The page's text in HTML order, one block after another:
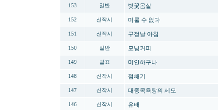
153 일반 벚꽃몸살
152 신작시 미룰 수 없다
151 신작시 구정날 아침
150 일반 모닝커피
149 발표 미안하구나
148 신작시 점빼기
147 신작시 대중목욕탕의 세모
146 신작시 유배